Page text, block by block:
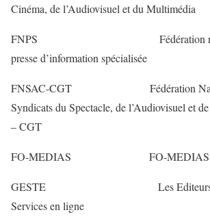
Cinéma, de l’Audiovisuel et du Multimédia
FNPS Fédération
presse d’information spécialisée
FNSAC-CGT Fédération
Syndicats du Spectacle, de l’Audiovisuel et
– CGT
FO-MEDIAS FO-MEDIAS
GESTE Les Editeurs de
Services en ligne